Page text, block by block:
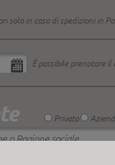
solo in caso di spedizioni in
È possibile prenotare il
Privato